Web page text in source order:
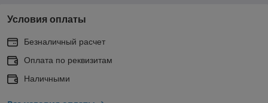
Условия оплаты
Безналичный расчет
Оплата по реквизитам
Наличными